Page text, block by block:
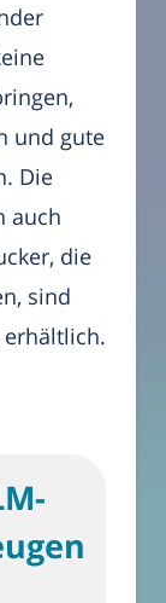
und gute
Die
auch
die
sind